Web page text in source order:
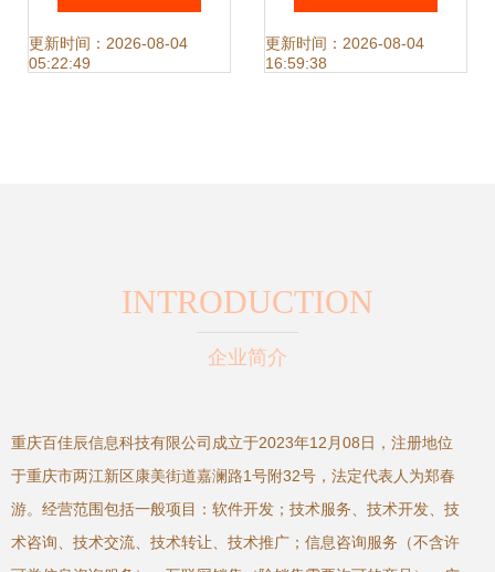
术推广路径与实践
更新时间：2026-08-04
05:22:49
华人民共和国农业
更新时间：2026-08-04
16:59:38
INTRODUCTION
企业简介
重庆百佳辰信息科技有限公司成立于2023年12月08日，注册地位
于重庆市两江新区康美街道嘉澜路1号附32号，法定代表人为郑春
游。经营范围包括一般项目：软件开发；技术服务、技术开发、技
术咨询、技术交流、技术转让、技术推广；信息咨询服务（不含许